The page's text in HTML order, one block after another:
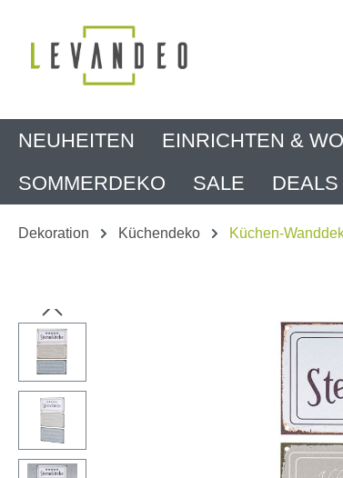
NEUHEITEN EINRICHTEN &
SOMMERDEKO
SALE
Dekoration Küchendeko Küchen-
Bildergalerie überspringen